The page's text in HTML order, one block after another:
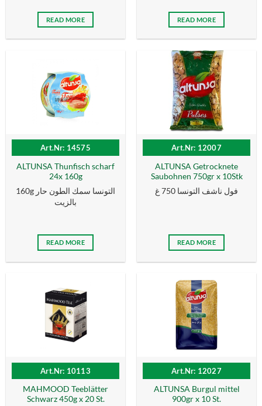
READ MORE READ MORE
Art.Nr: 14575
ALTUNSA Thunfisch scharf
24x 160g
160g التونسا سمك الطون حار
بالزیت
READ MORE
Art.Nr: 12007
ALTUNSA Getrocknete
Saubohnen 750gr x 10Stk
فول ناشف التونسا 750 غ
READ MORE
Art.Nr: 10113
MAHMOOD Teeblätter
Schwarz 450g x 20 St.
Art.Nr: 12027
ALTUNSA Burgul mittel
900gr x 10 St.